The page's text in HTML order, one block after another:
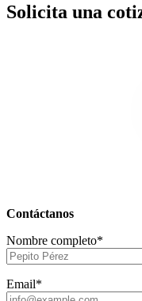
Solicita una
Contáctanos
Nombre completo*
Email*